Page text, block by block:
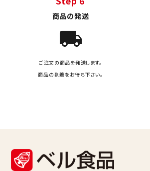
商品の発送
local_shipping
ご注文の商品を発送します。
商品の到着をお待ち下さい。